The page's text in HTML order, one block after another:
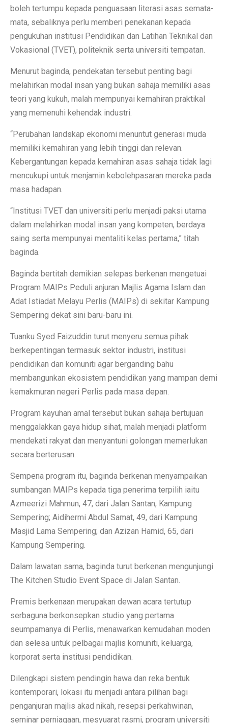
boleh tertumpu kepada penguasaan literasi asas semata-
mata, sebaliknya perlu memberi penekanan kepada
pengukuhan institusi Pendidikan dan Latihan Teknikal dan
Vokasional (TVET), politeknik serta universiti tempatan.
Menurut baginda, pendekatan tersebut penting bagi
melahirkan modal insan yang bukan sahaja memiliki asas
teori yang kukuh, malah mempunyai kemahiran praktikal
yang memenuhi kehendak industri.
“Perubahan landskap ekonomi menuntut generasi muda
memiliki kemahiran yang lebih tinggi dan relevan.
Kebergantungan kepada kemahiran asas sahaja tidak lagi
mencukupi untuk menjamin kebolehpasaran mereka pada
masa hadapan.
“Institusi TVET dan universiti perlu menjadi paksi utama
dalam melahirkan modal insan yang kompeten, berdaya
saing serta mempunyai mentaliti kelas pertama,” titah
baginda.
Baginda bertitah demikian selepas berkenan mengetuai
Program MAIPs Peduli anjuran Majlis Agama Islam dan
Adat Istiadat Melayu Perlis (MAIPs) di sekitar Kampung
Sempering dekat sini baru-baru ini.
Tuanku Syed Faizuddin turut menyeru semua pihak
berkepentingan termasuk sektor industri, institusi
pendidikan dan komuniti agar berganding bahu
membangunkan ekosistem pendidikan yang mampan demi
kemakmuran negeri Perlis pada masa depan.
Program kayuhan amal tersebut bukan sahaja bertujuan
menggalakkan gaya hidup sihat, malah menjadi platform
mendekati rakyat dan menyantuni golongan memerlukan
secara berterusan.
Sempena program itu, baginda berkenan menyampaikan
sumbangan MAIPs kepada tiga penerima terpilih iaitu
Azmeerizi Mahmun, 47, dari Jalan Santan, Kampung
Sempering; Aidihermi Abdul Samat, 49, dari Kampung
Masjid Lama Sempering; dan Azizan Hamid, 65, dari
Kampung Sempering.
Dalam lawatan sama, baginda turut berkenan mengunjungi
The Kitchen Studio Event Space di Jalan Santan.
Premis berkenaan merupakan dewan acara tertutup
serbaguna berkonsepkan studio yang pertama
seumpamanya di Perlis, menawarkan kemudahan moden
dan selesa untuk pelbagai majlis komuniti, keluarga,
korporat serta institusi pendidikan.
Dilengkapi sistem pendingin hawa dan reka bentuk
kontemporari, lokasi itu menjadi antara pilihan bagi
penganjuran majlis akad nikah, resepsi perkahwinan,
seminar perniagaan, mesyuarat rasmi, program universiti